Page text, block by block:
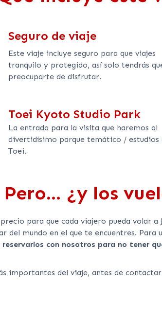
Seguro de viaje
Este viaje incluye seguro para que viajes
tranquilo y protegido, así solo tendrás
preocuparte de disfrutar.
Toei Kyoto Studio Park
La entrada para la visita que haremos al
divertidísimo parque temático / estudios
Toei.
Pero... ¿y los
para que cada viajero pueda volar a
del mundo en el que te encuentres.
con nosotros para no tener
importantes del viaje, antes de